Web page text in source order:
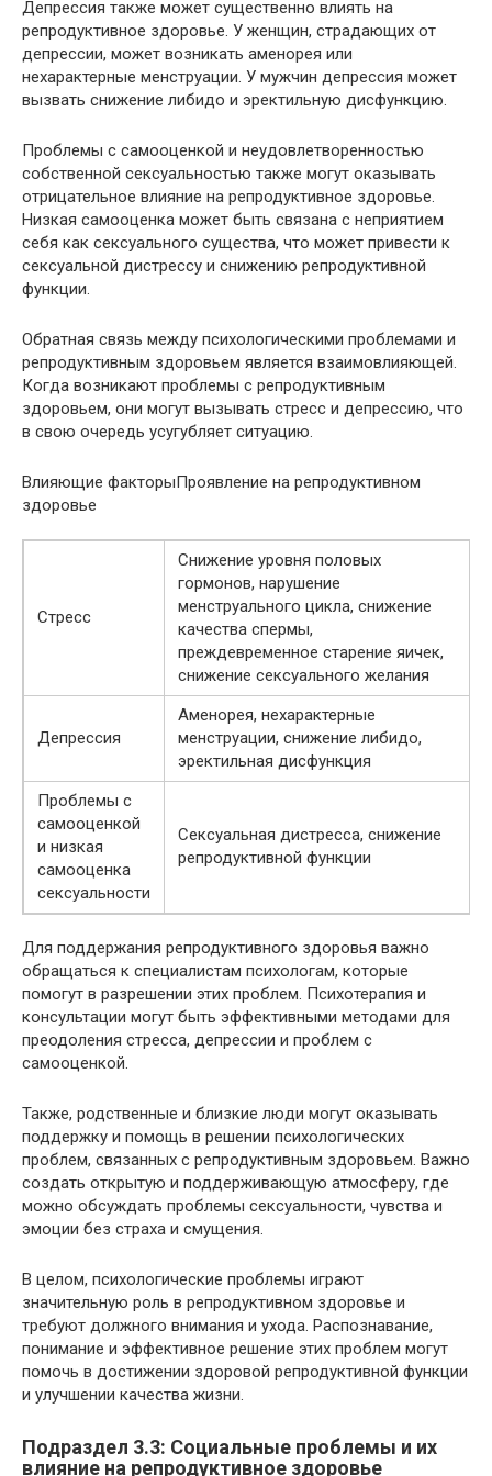
Депрессия также может существенно влиять на
репродуктивное здоровье. У женщин, страдающих от
депрессии, может возникать аменорея или
нехарактерные менструации. У мужчин депрессия может
вызвать снижение либидо и эректильную дисфункцию.
Проблемы с самооценкой и неудовлетворенностью
собственной сексуальностью также могут оказывать
отрицательное влияние на репродуктивное здоровье.
Низкая самооценка может быть связана с неприятием
себя как сексуального существа, что может привести к
сексуальной дистрессу и снижению репродуктивной
функции.
Обратная связь между психологическими проблемами и
репродуктивным здоровьем является взаимовлияющей.
Когда возникают проблемы с репродуктивным
здоровьем, они могут вызывать стресс и депрессию, что
в свою очередь усугубляет ситуацию.
Влияющие факторыПроявление на репродуктивном
здоровье
Стресс
Снижение уровня половых
гормонов, нарушение
менструального цикла, снижение
качества спермы,
преждевременное старение яичек,
снижение сексуального желания
Депрессия
Аменорея, нехарактерные
менструации, снижение либидо,
эректильная дисфункция
Проблемы с
самооценкой
и низкая
самооценка
сексуальности
Сексуальная дистресса, снижение
репродуктивной функции
Для поддержания репродуктивного здоровья важно
обращаться к специалистам психологам, которые
помогут в разрешении этих проблем. Психотерапия и
консультации могут быть эффективными методами для
преодоления стресса, депрессии и проблем с
самооценкой.
Также, родственные и близкие люди могут оказывать
поддержку и помощь в решении психологических
проблем, связанных с репродуктивным здоровьем. Важно
создать открытую и поддерживающую атмосферу, где
можно обсуждать проблемы сексуальности, чувства и
эмоции без страха и смущения.
В целом, психологические проблемы играют
значительную роль в репродуктивном здоровье и
требуют должного внимания и ухода. Распознавание,
понимание и эффективное решение этих проблем могут
помочь в достижении здоровой репродуктивной функции
и улучшении качества жизни.
Подраздел 3.3: Социальные проблемы и их
влияние на репродуктивное здоровье